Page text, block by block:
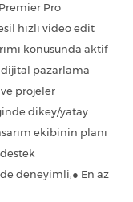
Pro
hızlı video edit
konusunda aktif
dijital pazarlama
projeler
dikey/yatay
ekibinin planı
deneyimli,● En az